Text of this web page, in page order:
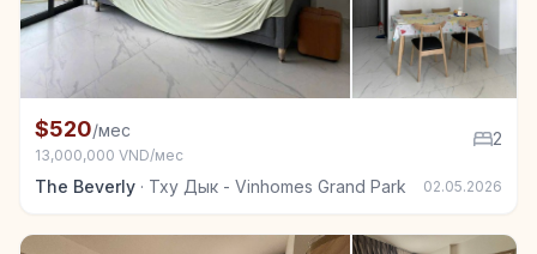
Квартира в аренду в Тху Дык - Vinhomes Grand
$520/мес
13,000,000 VND/мес
2
The Beverly · Тху Дык - Vinhomes Grand Park 02.05.2026